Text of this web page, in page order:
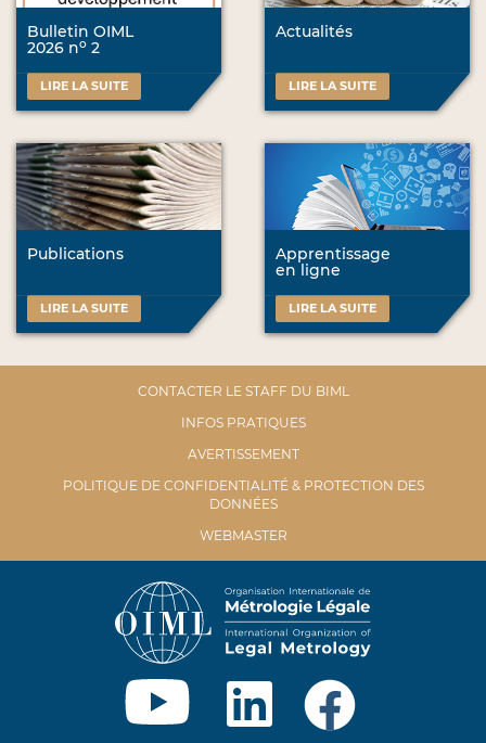
Bulletin OIML
2026 no 2
LIRE LA SUITE
Actualités
LIRE LA SUITE
Publications
LIRE LA SUITE
Apprentissage
en ligne
LIRE LA SUITE
CONTACTER LE STAFF DU BIML
INFOS PRATIQUES
AVERTISSEMENT
POLITIQUE DE CONFIDENTIALITÉ & PROTECTION DES
DONNÉES
WEBMASTER